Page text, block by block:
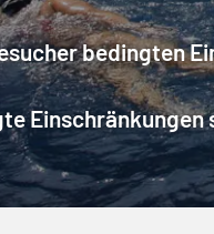
bedingten